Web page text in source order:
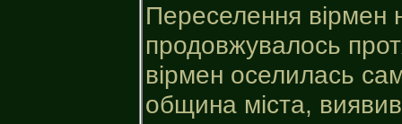
Переселення вірмен
продовжувалось
вірмен оселилась
община міста,